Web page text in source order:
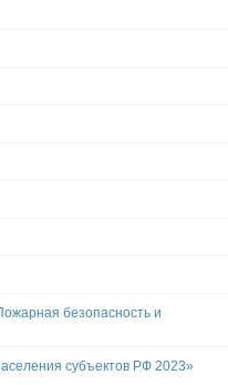
безопасность и
субъектов РФ 2023»